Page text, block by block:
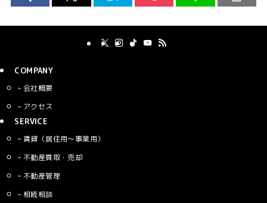
COMPANY
会社概要
アクセス
SERVICE
賃貸（居住用〜事業用）
不動産買取・売却
不動産管理
相続相談